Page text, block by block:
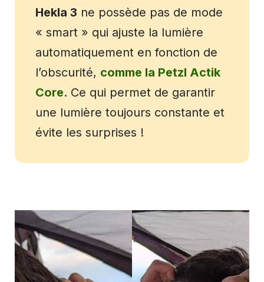
Hekla 3 ne possède pas de mode
« smart » qui ajuste la lumière
automatiquement en fonction de
l’obscurité, comme la Petzl Actik
Core. Ce qui permet de garantir
une lumière toujours constante et
évite les surprises !